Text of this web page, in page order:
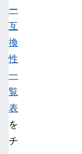
ー
互
換
性
一
覧
表
を
チ